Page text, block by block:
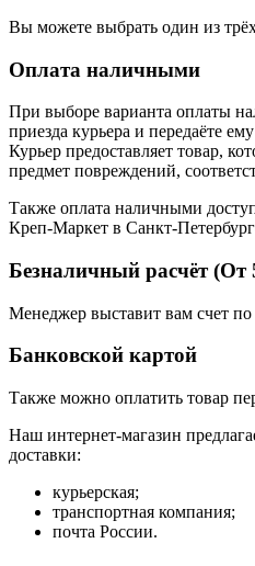
Вы можете выбрать один из
Оплата наличными
При выборе варианта оплаты
приезда курьера и передаёте
Курьер предоставляет товар,
предмет повреждений,
Также оплата наличными
Креп-Маркет в Санкт-
Безналичный расчёт (От
Менеджер выставит вам счет
Банковской картой
Также можно оплатить товар
Наш интернет-магазин
доставки:
курьерская;
транспортная компания;
почта России.